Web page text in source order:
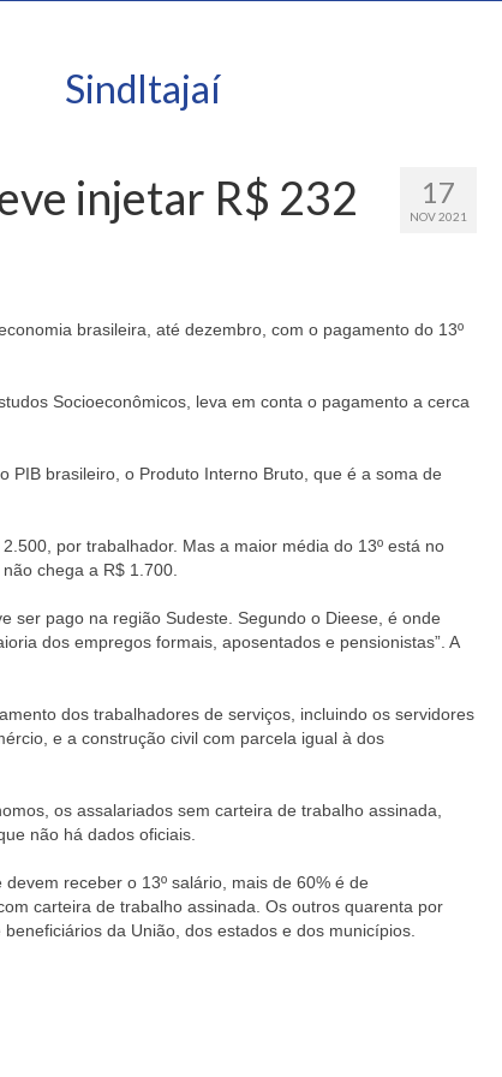
SindItajaí
17
NOV 2021
injetar R$ 232
brasileira, até dezembro, com o pagamento do 13º
Socioeconômicos, leva em conta o pagamento a cerca
brasileiro, o Produto Interno Bruto, que é a soma de
por trabalhador. Mas a maior média do 13º está no
chega a R$ 1.700.
ser pago na região Sudeste. Segundo o Dieese, é onde
dos empregos formais, aposentados e pensionistas”. A
dos trabalhadores de serviços, incluindo os servidores
e a construção civil com parcela igual à dos
os assalariados sem carteira de trabalho assinada,
não há dados oficiais.
receber o 13º salário, mais de 60% é de
carteira de trabalho assinada. Os outros quarenta por
da União, dos estados e dos municípios.